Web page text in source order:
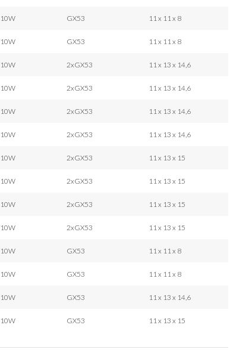
10W GX53 11 x 11 x 8
10W GX53 11 x 11 x 8
10W 2xGX53 11 x 13 x 14,6
10W 2xGX53 11 x 13 x 14,6
10W 2xGX53 11 x 13 x 14,6
10W 2xGX53 11 x 13 x 14,6
10W 2xGX53 11 x 13 x 15
10W 2xGX53 11 x 13 x 15
10W 2xGX53 11 x 13 x 15
10W 2xGX53 11 x 13 x 15
10W GX53 11 x 11 x 8
10W GX53 11 x 11 x 8
10W GX53 11 x 13 x 14,6
10W GX53 11 x 13 x 15